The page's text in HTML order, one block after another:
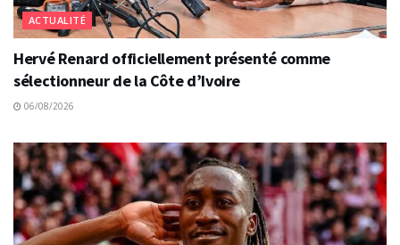
ACTUALITÉ
Hervé Renard officiellement présenté comme
sélectionneur de la Côte d’Ivoire
06/08/2026